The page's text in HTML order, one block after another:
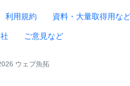
利用規約 資料・大量取得用な
ご意見など
ウェブ魚拓